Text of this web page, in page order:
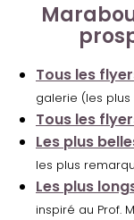
Tous les
galerie (les
Tous les
Les plus
les plus
Les plus
inspiré au Prof.